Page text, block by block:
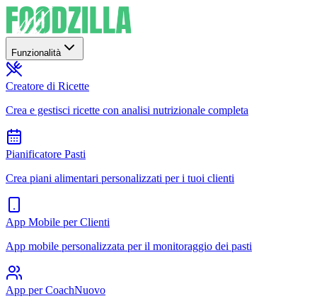
Funzionalità
Creatore di Ricette
Crea e gestisci ricette con analisi nutrizionale completa
Pianificatore Pasti
Crea piani alimentari personalizzati per i tuoi clienti
App Mobile per Clienti
App mobile personalizzata per il monitoraggio dei pasti
App per CoachNuovo